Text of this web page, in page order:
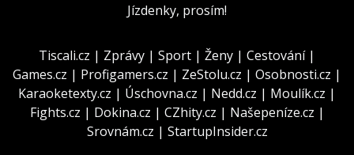
Jízdenky, prosím!
Tiscali.cz | Zprávy | Sport | Ženy | Cestování|
Games.cz | Profigamers.cz | ZeStolu.cz | Osobnosti.cz |
Karaoketexty.cz | Úschovna.cz | Nedd.cz | Moulík.cz |
Fights.cz | Dokina.cz | CZhity.cz | Našepeníze.cz |
Srovnám.cz | StartupInsider.cz